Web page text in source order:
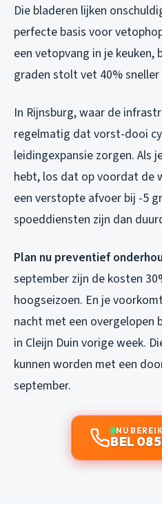
Die bladeren lijken
perfecte basis voor
een vetopvang in je
graden stolt vet 40% sneller
In Rijnsburg, waar de
regelmatig dat vorst-dooi
leidingexpansie zorgen. Als
hebt, los dat op voordat de
een verstopte afvoer bij -5
spoeddiensten zijn dan
Plan nu preventief
september zijn de kosten
hoogseizoen. En je
nacht met een overgelopen
in Cleijn Duin vorige week.
kunnen worden met een
september.
NU
BEL